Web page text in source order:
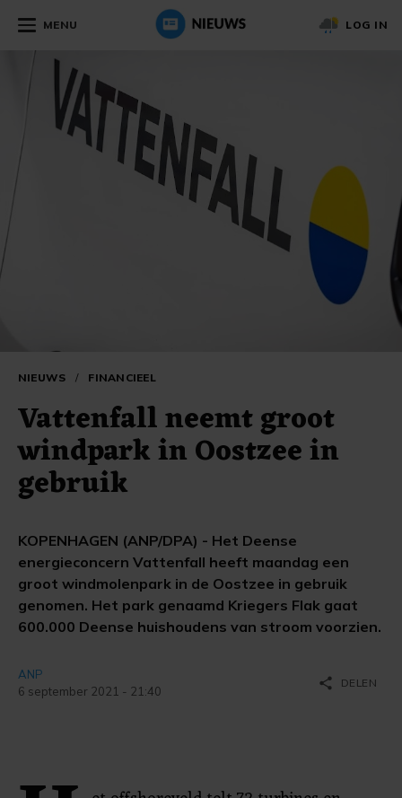
MENU LOG IN
NIEUWS / FINANCIEEL
Vattenfall neemt groot
windpark in Oostzee in
gebruik
KOPENHAGEN (ANP/DPA) - Het Deense
energieconcern Vattenfall heeft maandag een
groot windmolenpark in de Oostzee in gebruik
genomen. Het park genaamd Kriegers Flak gaat
600.000 Deense huishoudens van stroom voorzien.
ANP
6 september 2021 - 21:40
share DELEN